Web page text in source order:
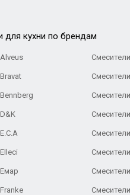
для кухни по брендам